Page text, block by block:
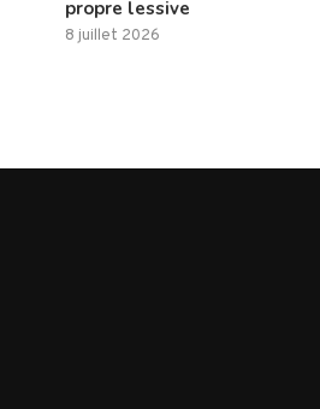
propre lessive
8 juillet 2026